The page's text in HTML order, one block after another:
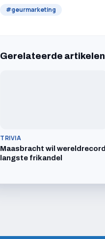
#geurmarketing
Gerelateerde artikelen
TRIVIA
Maasbracht wil wereldrecord
langste frikandel